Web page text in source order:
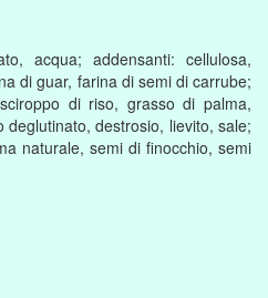
acqua; addensanti: cellulosa,
di guar, farina di semi di carrube;
di riso, grasso di palma,
destrosio, lievito, sale;
naturale, semi di finocchio, semi